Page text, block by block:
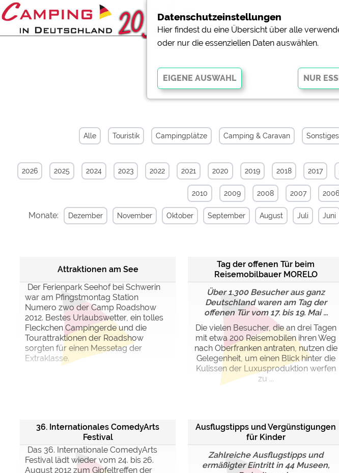
News-Archiv von Mai
Alle Touristik Campingplätze Camping & Caravan Sonstiges
2026 2025 2024 2023 2022 2021 2020 2019 2018 2017
2010 2009 2008 2007 2006
Monate: Dezember November Oktober September August Juli Juni
Attraktionen am See
Der Ferienpark Seehof bei Schwerin
war am Pfingstmontag Station
Numero zwo der Camp Roadshow
2012. Bestes Urlaubswetter, ein tolles
Fleckchen Campingerde und die
Tourattraktionen der Roadshow
sorgten für einen Messetag der
Extraklasse.
Tag der offenen Tür beim
Reisemobilbauer MORELO
Über 1.300 Besucher aus ganz
Deutschland waren am Tag der
offenen Tür vom 17. bis 19. Mai ...
Die vielen Besucher, die an drei Tagen
mit etwa 200 Reisemobilen ihren Weg
nach Oberfranken antraten, nutzen die
Gelegenheit, um einen Blick hinter die
Kulissen der Luxusproduktion werfen
zu ...
36. Internationales ComedyArts
Festival
Das 36. Internationale ComedyArts
Festival lädt wieder vom 24. bis 26.
August 2012 zum Gipfeltreffen der
Ausflugstipps und Vergünstigungen
für Kinder
Zahlreiche Ausflugstipps und
ermäßigter Eintritt in 44 Museen,
Datenschutzeinstellungen
Hier findest du eine Übersicht über alle
oder nur die essenziellen Daten auswählen.
der Website dringend erforderlich. Ohne diese Cookies werden
funktionieren
Externe Medien
YouTube (Videos von Campingplätzen)
Campingplatzvorschau (Vorschau der Internetseiten von
Campingplätzen)
Google Maps (Kartensuche, Anfahrt usw.)
Google Analytics
Marketing
Google AdSense
Google Remarketing
Die Cookieeinstellungen können jeder Zeit im